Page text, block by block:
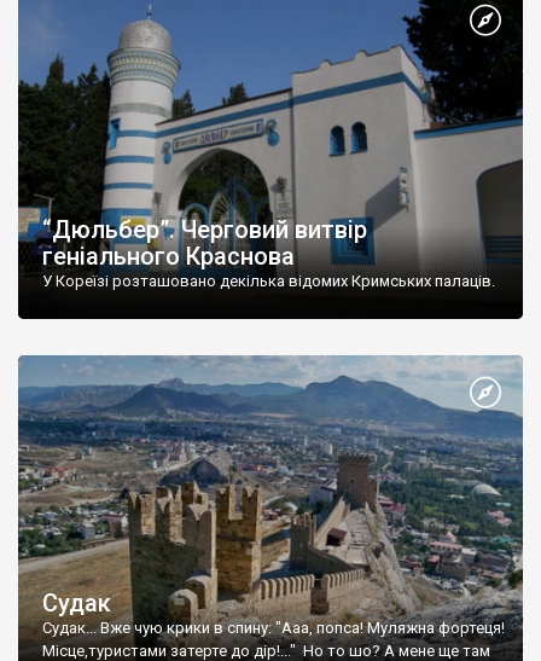
“Дюльбер”. Черговий витвір
геніального Краснова
У Кореїзі розташовано декілька відомих Кримських палаців.
Судак
Судак... Вже чую крики в спину: "Ааа, попса! Муляжна фортеця!
Місце,туристами затерте до дір!..." Но то шо? А мене ще там